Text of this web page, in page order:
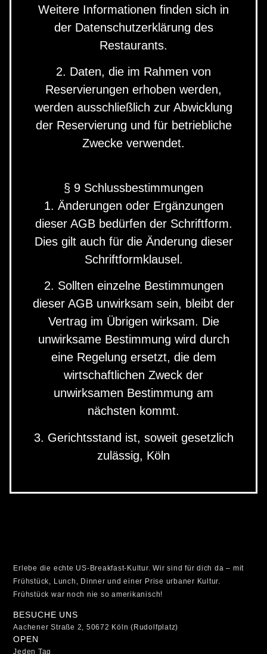
Weitere Informationen finden sich in
der Datenschutzerklärung des
Restaurants.
2. Daten, die im Rahmen von
Reservierungen erhoben werden,
werden ausschließlich zur Abwicklung
der Reservierung und für betriebliche
Zwecke verwendet.
§ 9 Schlussbestimmungen
1. Änderungen oder Ergänzungen
dieser AGB bedürfen der Schriftform.
Dies gilt auch für die Änderung dieser
Schriftformklausel.
2. Sollten einzelne Bestimmungen
dieser AGB unwirksam sein, bleibt der
Vertrag im Übrigen wirksam. Die
unwirksame Bestimmung wird durch
eine Regelung ersetzt, die dem
wirtschaftlichen Zweck der
unwirksamen Bestimmung am
nächsten kommt.
3. Gerichtsstand ist, soweit gesetzlich
zulässig, Köln
Erlebe die echte US-Breakfast-Kultur. Wir sind für dich da – mit
Frühstück, Lunch, Dinner und einer Prise urbaner Kultur.
Frühstück war noch nie so amerikanisch!
BESUCHE UNS
Aachener Straße 2, 50672 Köln (Rudolfplatz)
OPEN
Jeden Tag